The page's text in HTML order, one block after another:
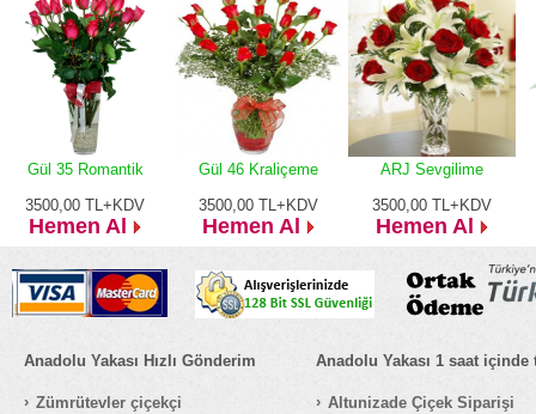
Gül 35 Romantik
3500,00 TL+KDV
Hemen Al
Gül 46 Kraliçeme
3500,00 TL+KDV
Hemen Al
ARJ Sevgilime
3500,00 TL+KDV
Hemen Al
Anadolu Yakası Hızlı Gönderim
Zümrütevler çiçekçi
Anadolu Yakası 1 saat içinde
Altunizade Çiçek Siparişi